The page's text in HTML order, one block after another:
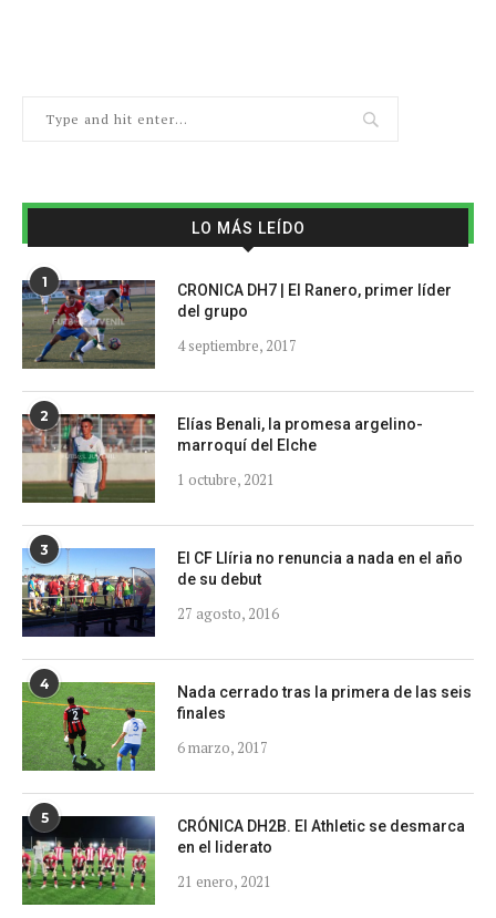
LO MÁS LEÍDO
1
CRONICA DH7 | El Ranero, primer líder
del grupo
4 septiembre, 2017
2
Elías Benali, la promesa argelino-
marroquí del Elche
1 octubre, 2021
3
El CF Llíria no renuncia a nada en el año
de su debut
27 agosto, 2016
4
Nada cerrado tras la primera de las seis
finales
6 marzo, 2017
5
CRÓNICA DH2B. El Athletic se desmarca
en el liderato
21 enero, 2021